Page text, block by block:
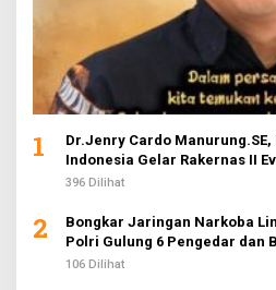
1
Dr.Jenry Cardo
Indonesia Gelar Rakernas II
396 Dilihat
2
Bongkar Jaringan Narkoba
Polri Gulung 6 Pengedar dan
106 Dilihat